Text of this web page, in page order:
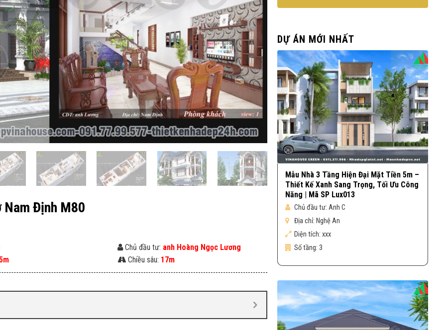
Nam Định M80
Chủ đầu tư: anh Hoàng Ngọc Lương
Chiều sâu: 17m
DỰ ÁN MỚI NHẤT
Mẫu Nhà 3 Tầng Hiện Đại Mặt Tiền 5m –
Thiết Kế Xanh Sang Trọng, Tối Ưu Công
Năng | Mã SP Lux013
Chủ đầu tư: Anh C
Địa chỉ: Nghệ An
Diện tích: xxx
Số tầng: 3